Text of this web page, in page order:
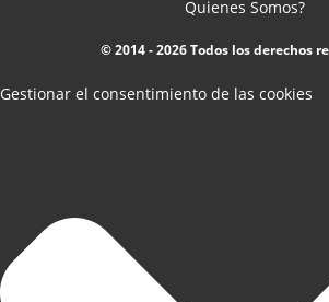
Quienes Somos?
© 2014 - 2026 Todos los derechos
Gestionar el consentimiento de las cookies